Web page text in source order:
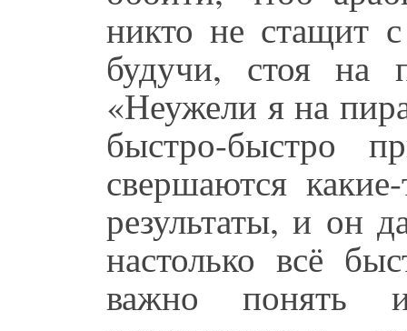
никто не стащит
будучи, стоя на
«Неужели я на
быстро-быстро
свершаются
результаты, и он
настолько всё
важно понять